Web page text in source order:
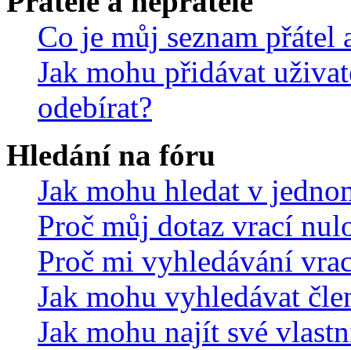
Co je můj seznam přátel
Jak mohu přidávat
odebírat?
Hledání na fóru
Jak mohu hledat v
Proč můj dotaz vrací
Proč mi vyhledávání
Jak mohu vyhledávat
Jak mohu najít své